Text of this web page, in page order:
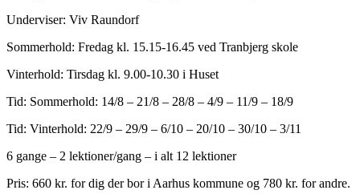
Underviser: Viv Raundorf
Sommerhold: Fredag kl. 15.15-16.45 ved Tranbjerg skole
Vinterhold: Tirsdag kl. 9.00-10.30 i Huset
Tid: Sommerhold: 14/8 – 21/8 – 28/8 – 4/9 – 11/9 – 18/9
Tid: Vinterhold: 22/9 – 29/9 – 6/10 – 20/10 – 30/10 – 3/11
6 gange – 2 lektioner/gang – i alt 12 lektioner
Pris: 660 kr. for dig der bor i Aarhus kommune og 780 kr. for andre.